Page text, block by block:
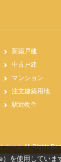
新築戸建
中古戸建
マンション
注文建築用地
駅近物件
ホーム All Rights
を使用していま